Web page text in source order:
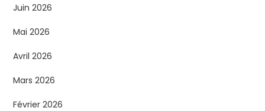
Juin 2026
Mai 2026
Avril 2026
Mars 2026
Février 2026